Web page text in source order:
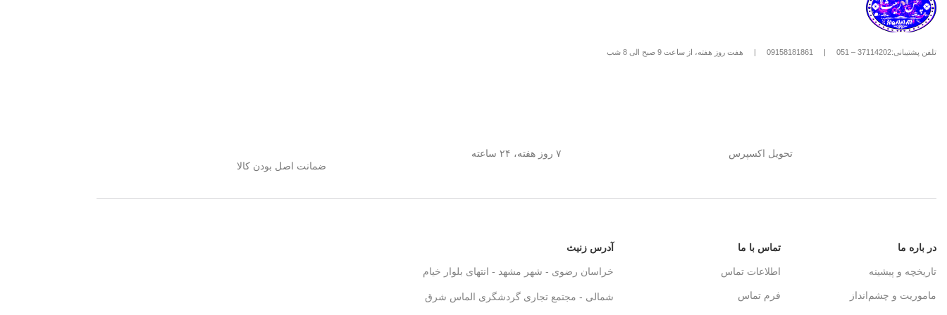
تلفن پشتیبانی:37114202 – 051 |
09158181861
| هفت روز هفته، از ساعت 9 صبح الی 8 شب
تحویل اکسپرس
۷ روز هفته، ۲۴ ساعته
ضمانت اصل بودن کالا
در باره ما
تاریخچه و پیشینه
ماموریت و چشم‌انداز
تماس با ما
اطلاعات تماس
فرم تماس
آدرس زنیث
خراسان رضوی - شهر مشهد - انتهای بلوار خیام
شمالی - مجتمع تجاری گردشگری الماس شرق